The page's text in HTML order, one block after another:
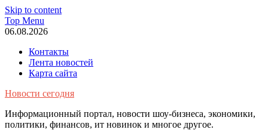
Skip to content
Top Menu
06.08.2026
Контакты
Лента новостей
Карта сайта
Новости сегодня
Информационный портал, новости шоу-бизнеса, экономики,
политики, финансов, ит новинок и многое другое.